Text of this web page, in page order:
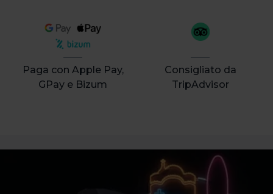
Paga con Apple Pay,
GPay e Bizum
Consigliato da
TripAdvisor